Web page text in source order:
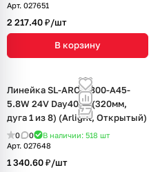
Арт. 027651
2 217.40 ₽/шт
В корзину
Линейка SL-ARC-D800-A45-
5.8W 24V Day4000 (320мм,
дуга 1 из 8) (Arlight, Открытый)
0 0 В наличии: 518 шт
Арт. 027648
1 340.60 ₽/шт